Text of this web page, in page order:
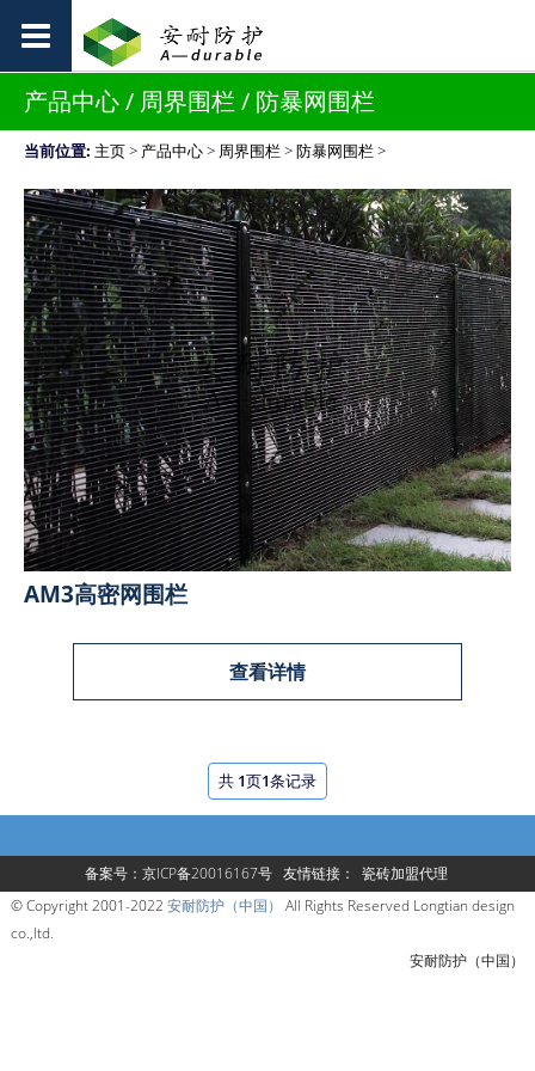
产品中心 / 周界围栏 / 防暴网围栏
当前位置: 主页> 产品中心> 周界围栏>防暴网围栏>
AM3高密网围栏
查看详情
共 1页1条记录
备案号：京ICP备20016167号 友情链接：
瓷砖加盟代理
© Copyright 2001-2022 安耐防护（中国） All Rights Reserved Longtian design
co.,ltd.
安耐防护（中国）